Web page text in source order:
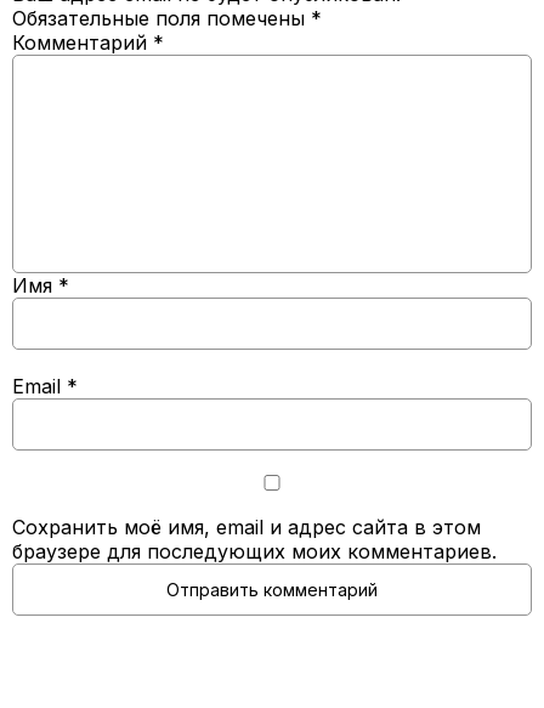
Обязательные поля помечены *
Комментарий *
Имя *
Email *
Сохранить моё имя, email и адрес сайта в этом
браузере для последующих моих комментариев.